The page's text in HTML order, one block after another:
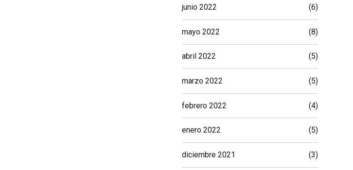
junio 2022 (6)
mayo 2022 (8)
abril 2022 (5)
marzo 2022 (5)
febrero 2022 (4)
enero 2022 (5)
diciembre 2021 (3)